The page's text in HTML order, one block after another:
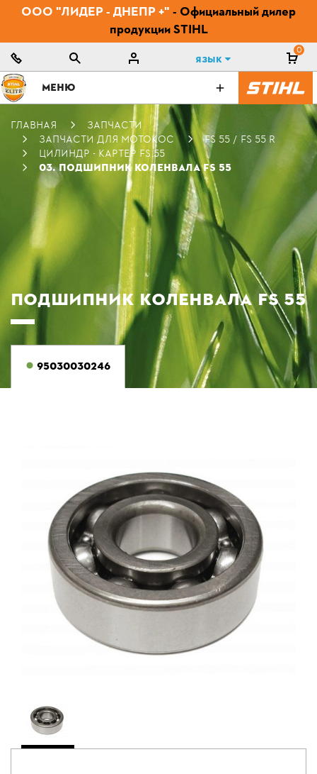
ООО "ЛИДЕР - ДНЕПР +" - Официальный дилер
продукции STIHL
Язык
0
МЕНЮ
ГЛАВНАЯ
ЗАПЧАСТИ
ЗАПЧАСТИ ДЛЯ МОТОКОС
FS 55 / FS 55 R
ЦИЛИНДР - КАРТЕР FS 55
03. ПОДШИПНИК КОЛЕНВАЛА FS 55
ПОДШИПНИК КОЛЕНВАЛА FS 55
95030030246